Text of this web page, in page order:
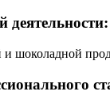
деятельности:
и шоколадной